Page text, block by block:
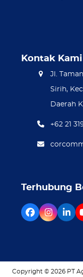
Kontak Kami
Jl.
Sirih,
Daerah
+62 21
Terhubung
Facebook
Copyright © 2026 PT